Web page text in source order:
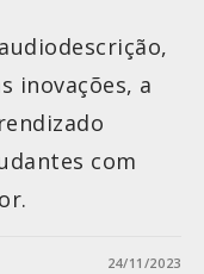
inovações, a
com
24/11/2023